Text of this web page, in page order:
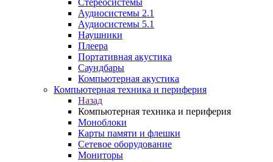
Стереосистемы
Аудиосистемы 2.1
Аудиосистемы 5.1
Наушники
Плеера
Портативная акустика
Саундбары
Компьютерная акустика
Компьютерная техника и периферия
Назад
Компьютерная техника и периферия
Моноблоки
Карты памяти и флешки
Сетевое оборудование
Мониторы